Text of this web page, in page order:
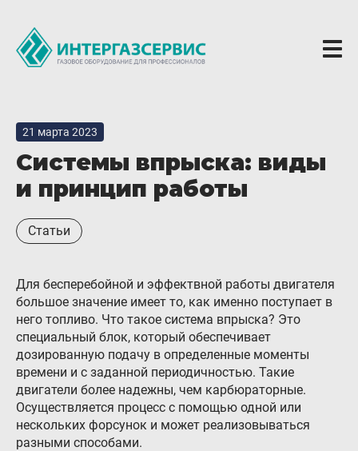
Новости
ГБО Alpha
Вопросы и ответы
Вакансии
Оферта
Партнёрам
Доставка Партнерам
Гарантия и возврат
Регистрация ГБО в ГИБДД
Обучение
21 марта 2023
Системы впрыска: виды
и принцип работы
Статьи
Для бесперебойной и эффектвной работы двигателя
большое значение имеет то, как именно поступает в
него топливо. Что такое система впрыска? Это
специальный блок, который обеспечивает
дозированную подачу в определенные моменты
времени и с заданной периодичностью. Такие
двигатели более надежны, чем карбюраторные.
Осуществляется процесс с помощью одной или
нескольких форсунок и может реализовываться
разными способами.